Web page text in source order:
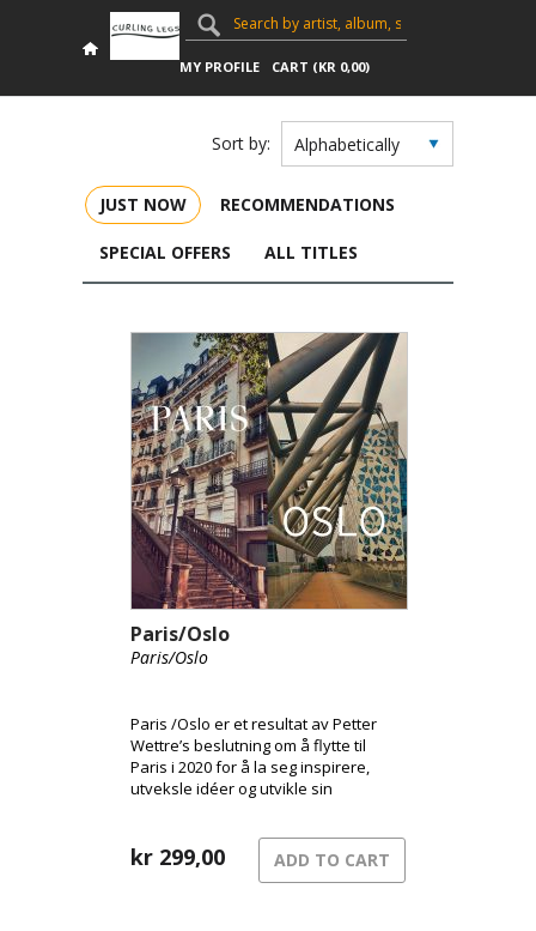
MY PROFILE CART (KR 0,00)
Sort by:
JUST NOW RECOMMENDATIONS
SPECIAL OFFERS ALL TITLES
Paris/Oslo
Paris/Oslo
Paris /Oslo er et resultat av Petter
Wettre’s beslutning om å flytte til
Paris i 2020 for å la seg inspirere,
utveksle idéer og utvikle sin
Oslo. Med medlemmer basert i
henholdsvis Oslo og Paris føles det
kr 299,00 ADD TO CART